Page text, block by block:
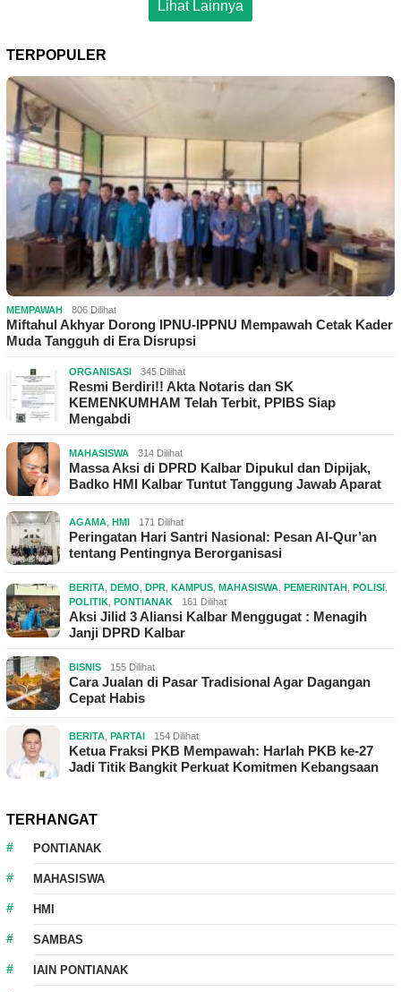
Lihat Lainnya
TERPOPULER
MEMPAWAH 806 Dilihat
Miftahul Akhyar Dorong IPNU-IPPNU Mempawah Cetak Kader
Muda Tangguh di Era Disrupsi
ORGANISASI 345 Dilihat
Resmi Berdiri!! Akta Notaris dan SK
KEMENKUMHAM Telah Terbit, PPIBS Siap
Mengabdi
MAHASISWA 314 Dilihat
Massa Aksi di DPRD Kalbar Dipukul dan Dipijak,
Badko HMI Kalbar Tuntut Tanggung Jawab Aparat
AGAMA HMI 171 Dilihat
Peringatan Hari Santri Nasional: Pesan Al-Qur’an
tentang Pentingnya Berorganisasi
BERITA DEMO DPR KAMPUS MAHASISWA PEMERINTAH POLISI
POLITIK PONTIANAK 161 Dilihat
Aksi Jilid 3 Aliansi Kalbar Menggugat : Menagih
Janji DPRD Kalbar
BISNIS 155 Dilihat
Cara Jualan di Pasar Tradisional Agar Dagangan
Cepat Habis
BERITA PARTAI 154 Dilihat
Ketua Fraksi PKB Mempawah: Harlah PKB ke-27
Jadi Titik Bangkit Perkuat Komitmen Kebangsaan
TERHANGAT
PONTIANAK
MAHASISWA
HMI
SAMBAS
IAIN PONTIANAK